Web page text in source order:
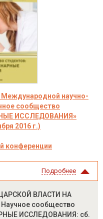
Международной научно-
сообщество
ИССЛЕДОВАНИЯ»
2016 г.)
конференции
Подробнее
ВЛАСТИ НА
сообщество
ИССЛЕДОВАНИЯ: сб.